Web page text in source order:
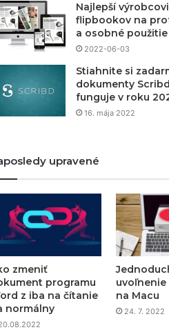
Najlepší
flipbookov na
a osobné použitie
2022-06-03
Stiahnite si
dokumenty
funguje v roku
16. mája 2022
upravené
zmeniť
programu
z iba na čítanie
normálny
uvoľnenie
na Macu
24. 7. 2022